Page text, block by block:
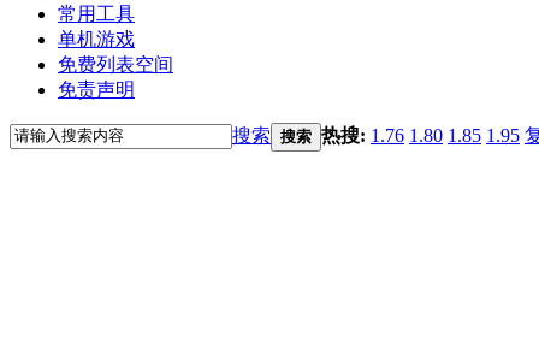
常用工具
单机游戏
免费列表空间
免责声明
搜索 搜索 热搜: 1.76 1.80 1.85 1.95